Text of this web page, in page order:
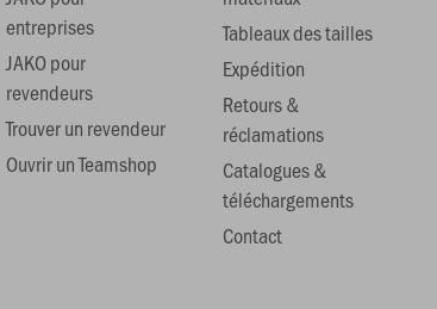
entreprises
JAKO pour
revendeurs
Trouver un revendeur
Ouvrir un Teamshop
Tableaux des tailles
Expédition
Retours &
réclamations
Catalogues &
téléchargements
Contact